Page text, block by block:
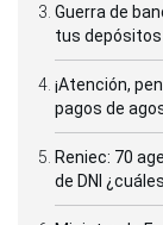
Guerra de
tus
¡Atención,
pagos de
Reniec: 70
de DNI